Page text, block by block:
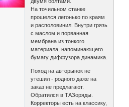
На точильном станке
прошелся легонько по краям
и располовинил. Внутри грязь
с маслом и порванная
мембрана из тонкого
материала, напоминающего
бумагу диффузора динамика.
Поход на авторынок не
утешил - родного даже на
заказ не предлагают.
Обратился в ТАЗоряды.
Корректоры есть на классику,